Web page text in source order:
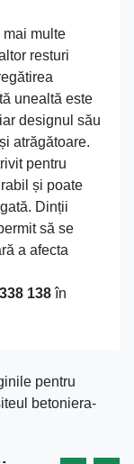
mai multe
resturi
unealtă este
designul său
atrăgătoare.
pentru
și poate
Dinții
să se
a afecta
138în
pentru
betoniera-